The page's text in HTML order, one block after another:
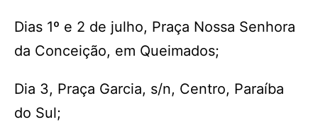
Dias 1º e 2 de julho, Praça Nossa Senhora
da Conceição, em Queimados;
Dia 3, Praça Garcia, s/n, Centro, Paraíba
do Sul;